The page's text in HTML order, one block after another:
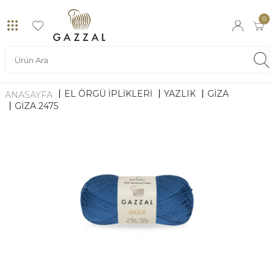
0
ANASAYFA EL ÖRGÜ İPLİKLERİ YAZLIK
GIZA
GIZA 2475